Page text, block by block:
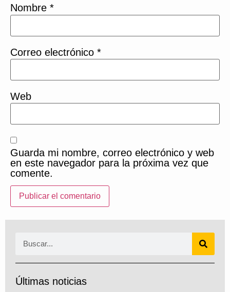
Nombre *
Correo electrónico *
Web
Guarda mi nombre, correo electrónico y web
en este navegador para la próxima vez que
comente.
Últimas noticias